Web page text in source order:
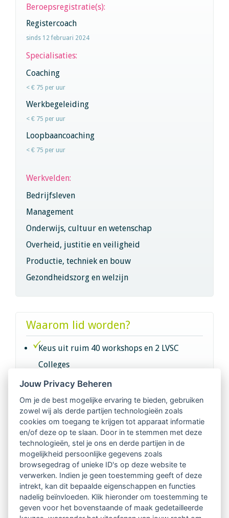
Beroepsregistratie(s):
Registercoach
sinds 12 februari 2024
Specialisaties:
Coaching
< € 75 per uur
Werkbegeleiding
< € 75 per uur
Loopbaancoaching
< € 75 per uur
Werkvelden:
Bedrijfsleven
Management
Onderwijs, cultuur en wetenschap
Overheid, justitie en veiligheid
Productie, techniek en bouw
Gezondheidszorg en welzijn
Waarom lid worden?
Keus uit ruim 40 workshops en 2 LVSC
Colleges
Intervisie met geregistreerde vakgenoten
Netwerk van 2100 professionals in 14
regio's
Vindbaar voor opdrachtgevers
Tijdschrift voor
Begeleidingskunde & kennisbank
Jouw Privacy Beheren
Om je de best mogelijke ervaring te bieden, gebruiken
zowel wij als derde partijen technologieën zoals
cookies om toegang te krijgen tot apparaat informatie
en/of deze op te slaan. Door in te stemmen met deze
technologieën, stel je ons en derde partijen in de
mogelijkheid persoonlijke gegevens zoals
browsegedrag of unieke ID's op deze website te
verwerken. Indien je geen toestemming geeft of deze
intrekt, kan dit bepaalde eigenschappen en functies
nadelig beïnvloeden. Klik hieronder om toestemming te
geven voor het bovenstaande of maak gedetailleerde